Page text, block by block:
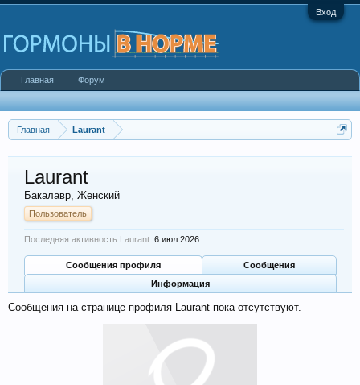
Вход
Главная Laurant
Laurant
Бакалавр, Женский
Пользователь
Последняя активность Laurant: 6 июл 2026
Сообщения профиля
Сообщения
Информация
Сообщения на странице профиля Laurant пока отсутствуют.
Главная Форум